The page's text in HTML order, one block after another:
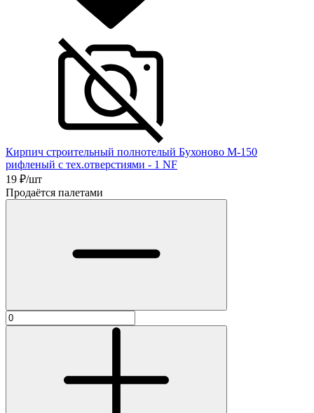
Кирпич строительный полнотелый Бухоново М-150
рифленый с тех.отверстиями - 1 NF
19 ₽/шт
Продаётся палетами